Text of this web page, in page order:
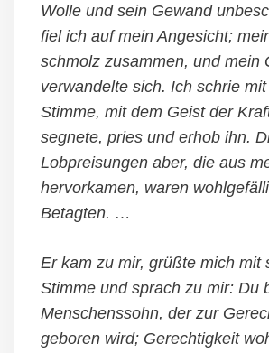
Wolle und sein Gewand
fiel ich auf mein Angesicht;
schmolz zusammen, und mein
verwandelte sich. Ich schrie
Stimme, mit dem Geist der
segnete, pries und erhob ihn.
Lobpreisungen aber, die aus
hervorkamen, waren
Betagten. …
Er kam zu mir, grüßte mich mit
Stimme und sprach zu mir: Du
Menschenssohn, der zur
geboren wird; Gerechtigkeit